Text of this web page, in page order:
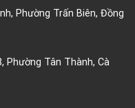
Phường Trấn Biên, Đồng
Phường Tân Thành, Cà